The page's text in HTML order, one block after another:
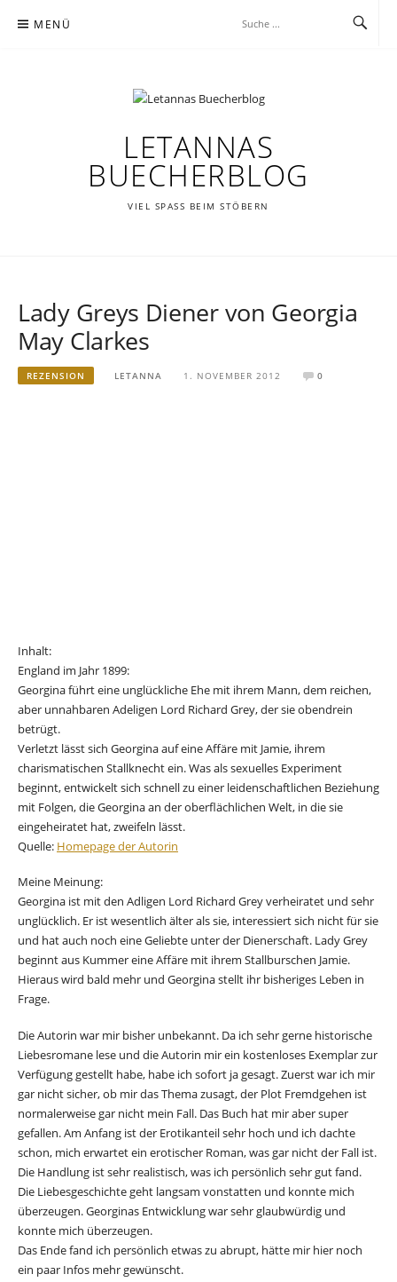
Inhalt MENÜ
LETANNAS
BUECHERBLOG
VIEL SPASS BEIM STÖBERN
Lady Greys Diener von Georgia
May Clarkes
REZENSION LETANNA 1. NOVEMBER 2012 0
Inhalt:
England im Jahr 1899:
Georgina führt eine unglückliche Ehe mit ihrem Mann, dem reichen,
aber unnahbaren Adeligen Lord Richard Grey, der sie obendrein
betrügt.
Verletzt lässt sich Georgina auf eine Affäre mit Jamie, ihrem
charismatischen Stallknecht ein. Was als sexuelles Experiment
beginnt, entwickelt sich schnell zu einer leidenschaftlichen Beziehung
mit Folgen, die Georgina an der oberflächlichen Welt, in die sie
eingeheiratet hat, zweifeln lässt.
Quelle: Homepage der Autorin
Meine Meinung:
Georgina ist mit den Adligen Lord Richard Grey verheiratet und sehr
unglücklich. Er ist wesentlich älter als sie, interessiert sich nicht für sie
und hat auch noch eine Geliebte unter der Dienerschaft. Lady Grey
beginnt aus Kummer eine Affäre mit ihrem Stallburschen Jamie.
Hieraus wird bald mehr und Georgina stellt ihr bisheriges Leben in
Frage.
Die Autorin war mir bisher unbekannt. Da ich sehr gerne historische
Liebesromane lese und die Autorin mir ein kostenloses Exemplar zur
Verfügung gestellt habe, habe ich sofort ja gesagt. Zuerst war ich mir
gar nicht sicher, ob mir das Thema zusagt, der Plot Fremdgehen ist
normalerweise gar nicht mein Fall. Das Buch hat mir aber super
gefallen. Am Anfang ist der Erotikanteil sehr hoch und ich dachte
schon, mich erwartet ein erotischer Roman, was gar nicht der Fall ist.
Die Handlung ist sehr realistisch, was ich persönlich sehr gut fand.
Die Liebesgeschichte geht langsam vonstatten und konnte mich
überzeugen. Georginas Entwicklung war sehr glaubwürdig und
konnte mich überzeugen.
Das Ende fand ich persönlich etwas zu abrupt, hätte mir hier noch
ein paar Infos mehr gewünscht.